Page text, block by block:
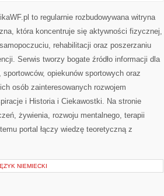
to regularnie rozbudowywana witryna
która koncentruje się aktywności fizycznej,
rehabilitacji oraz poszerzaniu
Serwis tworzy bogate źródło informacji dla
sportowców, opiekunów sportowych oraz
osób zainteresowanych rozwojem
i Historia i Ciekawostki. Na stronie
żywienia, rozwoju mentalnego, terapii
portal łączy wiedzę teoretyczną z
NIEMIECKI